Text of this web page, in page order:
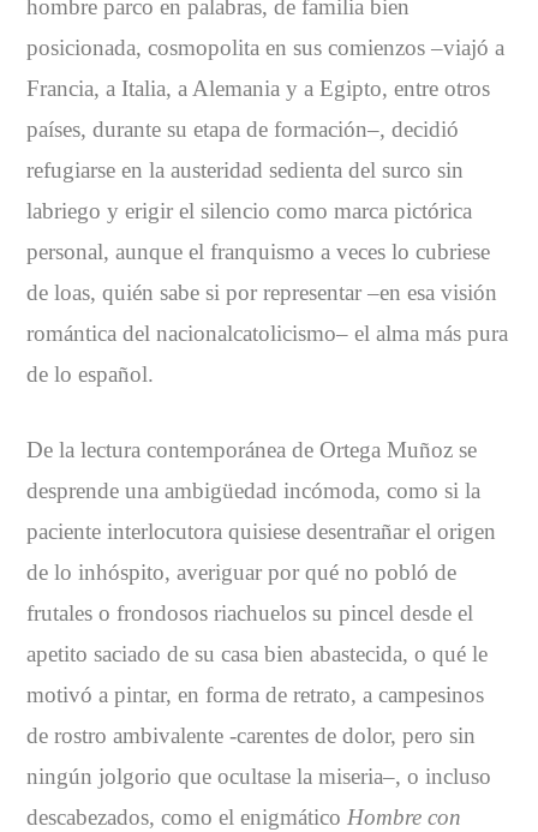
hombre parco en palabras, de familia bien
posicionada, cosmopolita en sus comienzos –viajó a
Francia, a Italia, a Alemania y a Egipto, entre otros
países, durante su etapa de formación–, decidió
refugiarse en la austeridad sedienta del surco sin
labriego y erigir el silencio como marca pictórica
personal, aunque el franquismo a veces lo cubriese
de loas, quién sabe si por representar –en esa visión
romántica del nacionalcatolicismo– el alma más pura
de lo español.
De la lectura contemporánea de Ortega Muñoz se
desprende una ambigüedad incómoda, como si la
paciente interlocutora quisiese desentrañar el origen
de lo inhóspito, averiguar por qué no pobló de
frutales o frondosos riachuelos su pincel desde el
apetito saciado de su casa bien abastecida, o qué le
motivó a pintar, en forma de retrato, a campesinos
de rostro ambivalente -carentes de dolor, pero sin
ningún jolgorio que ocultase la miseria–, o incluso
descabezados, como el enigmático Hombre con